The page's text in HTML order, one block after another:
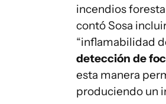
incendios
contó Sosa
“inflamabilidad
detección de
esta manera
produciendo un